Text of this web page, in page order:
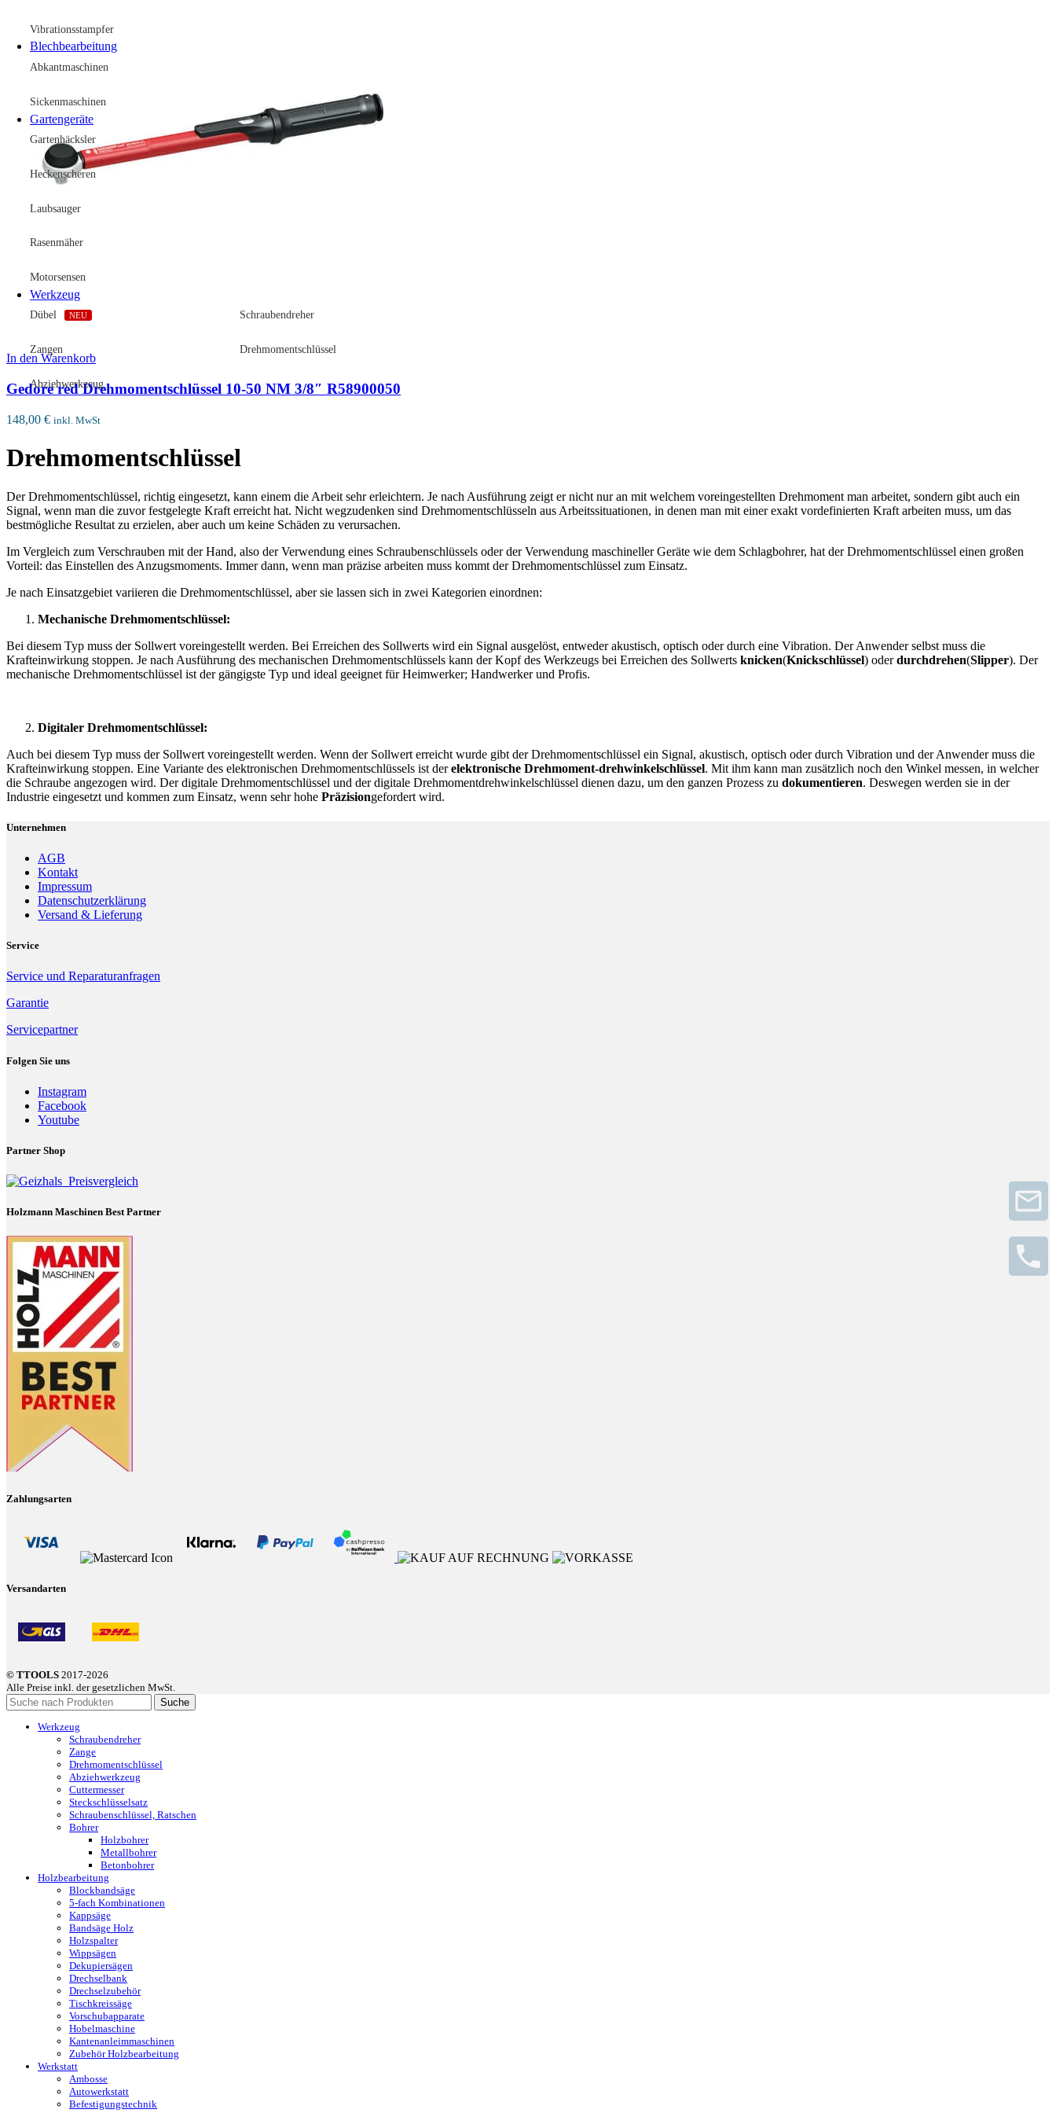
Vibrationsstampfer
Blechbearbeitung
Abkantmaschinen
Sickenmaschinen
Gartengeräte
Gartenhäcksler
Heckenscheren
Laubsauger
Rasenmäher
Motorsensen
Werkzeug
Dübel NEU
Zangen
Abziehwerkzeug
Schraubendreher
Drehmomentschlüssel
In den Warenkorb
Gedore red Drehmomentschlüssel 10-50 NM 3/8″ R58900050
148,00 € inkl. MwSt
Drehmomentschlüssel
Der Drehmomentschlüssel, richtig eingesetzt, kann einem die Arbeit sehr erleichtern. Je nach Ausführung zeigt er nicht nur an mit welchem voreingestellten Drehmoment man arbeitet, sondern gibt auch ein
Signal, wenn man die zuvor festgelegte Kraft erreicht hat. Nicht wegzudenken sind Drehmomentschlüsseln aus Arbeitssituationen, in denen man mit einer exakt vordefinierten Kraft arbeiten muss, um das
bestmögliche Resultat zu erzielen, aber auch um keine Schäden zu verursachen.
Im Vergleich zum Verschrauben mit der Hand, also der Verwendung eines Schraubenschlüssels oder der Verwendung maschineller Geräte wie dem Schlagbohrer, hat der Drehmomentschlüssel einen großen
Vorteil: das Einstellen des Anzugsmoments. Immer dann, wenn man präzise arbeiten muss kommt der Drehmomentschlüssel zum Einsatz.
Je nach Einsatzgebiet variieren die Drehmomentschlüssel, aber sie lassen sich in zwei Kategorien einordnen:
Mechanische Drehmomentschlüssel:
Bei diesem Typ muss der Sollwert voreingestellt werden. Bei Erreichen des Sollwerts wird ein Signal ausgelöst, entweder akustisch, optisch oder durch eine Vibration. Der Anwender selbst muss die
Krafteinwirkung stoppen. Je nach Ausführung des mechanischen Drehmomentschlüssels kann der Kopf des Werkzeugs bei Erreichen des Sollwerts knicken(Knickschlüssel) oderdurchdrehen(Slipper). Der
mechanische Drehmomentschlüssel ist der gängigste Typ und ideal geeignet für Heimwerker; Handwerker und Profis.
Digitaler Drehmomentschlüssel:
Auch bei diesem Typ muss der Sollwert voreingestellt werden. Wenn der Sollwert erreicht wurde gibt der Drehmomentschlüssel ein Signal, akustisch, optisch oder durch Vibration und der Anwender muss die
Krafteinwirkung stoppen. Eine Variante des elektronischen Drehmomentschlüssels ist derelektronische Drehmoment-drehwinkelschlüssel. Mit ihm kann man zusätzlich noch den Winkel messen, in welcher
die Schraube angezogen wird. Der digitale Drehmomentschlüssel und der digitale Drehmomentdrehwinkelschlüssel dienen dazu, um den ganzen Prozess zu dokumentieren. Deswegen werden sie in der
Industrie eingesetzt und kommen zum Einsatz, wenn sehr hohe Präzisiongefordert wird.
Unternehmen
AGB
Kontakt
Impressum
Datenschutzerklärung
Versand & Lieferung
Service
Service und Reparaturanfragen
Garantie
Servicepartner
Folgen Sie uns
Instagram
Facebook
Youtube
Partner Shop
Holzmann Maschinen Best Partner
Zahlungsarten
Versandarten
© TTOOLS 2017-2026
Alle Preise inkl. der gesetzlichen MwSt.
Suche
Werkzeug
Schraubendreher
Zange
Drehmomentschlüssel
Abziehwerkzeug
Cuttermesser
Steckschlüsselsatz
Schraubenschlüssel, Ratschen
Bohrer
Holzbohrer
Metallbohrer
Betonbohrer
Holzbearbeitung
Blockbandsäge
5-fach Kombinationen
Kappsäge
Bandsäge Holz
Holzspalter
Wippsägen
Dekupiersägen
Drechselbank
Drechselzubehör
Tischkreissäge
Vorschubapparate
Hobelmaschine
Kantenanleimmaschinen
Zubehör Holzbearbeitung
Werkstatt
Ambosse
Autowerkstatt
Befestigungstechnik